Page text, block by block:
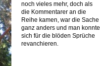
noch vieles mehr, doch als
die Kommentarer an die
Reihe kamen, war die Sache
ganz anders und man konnte
sich für die blöden Sprüche
revanchieren.